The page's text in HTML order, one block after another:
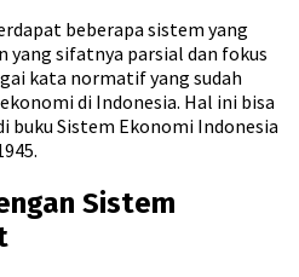
beberapa sistem yang
sifatnya parsial dan fokus
kata normatif yang sudah
di Indonesia. Hal ini bisa
buku Sistem Ekonomi Indonesia
Sistem